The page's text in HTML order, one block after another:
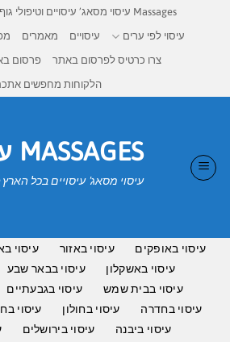
Massages עיסוי מסאג’ עיסויים וטיפולי גוף
עיסוי לפי ערים
עיסויים מאמרים
צרו כרטיס לפרסום באתר
פרסום
הלקוחות מחפשים
MASSAGES עיסוי
עיסוי מסאג' עיסויים בכל הארץ Massage
עיסוי באופקים עיסוי באזור עיסוי
עיסוי באשקלון
עיסוי בבאר שבע
עיסוי בבית שמש
עיסוי בגבעתיים
עיסוי בחדרה
עיסוי בחולון עיסוי
עיסוי ביבנה
עיסוי בירושלים